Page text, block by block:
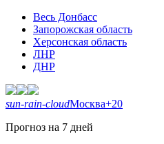
Весь Донбасс
Запорожская область
Херсонская область
ЛНР
ДНР
sun-rain-cloudМосква+20
Прогноз на 7 дней